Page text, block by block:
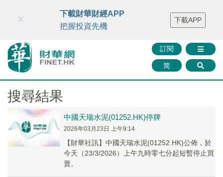
財華智庫網 FINTV FINMETA 財華證券 媒體矩陣
智庫沙龍
聯絡我們
訂閱
简
×
下載財華財經APP
把握投資先機
下載APP
搜尋結果
中國天瑞水泥(01252.HK)停牌
2026年03月23日 上午9:14
【財華社訊】中國天瑞水泥(01252.HK)公佈，於
今天（23/3/2026）上午九時零七分起短暫停止買
賣。